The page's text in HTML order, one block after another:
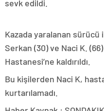
sevk edildi.
Kazada yaralanan
Serkan (30) ve Naci K.
Hastanesi’ne kaldırıldı.
Bu kişilerden Naci K,
kurtarılamadı.